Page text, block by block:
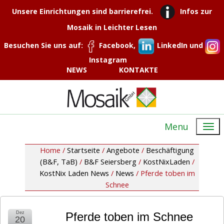
Unsere Einrichtungen sind barrierefrei.
Infos zur
Mosaik in Leichter Lesen
Besuchen Sie uns auf:
Facebook,
LinkedIn und
Instagram
NEWS
KONTAKTE
Menu
Home / Startseite / Angebote / Beschäftigung
(B&F, TaB) / B&F Seiersberg / KostNixLaden /
KostNix Laden News / News / Pferde toben im
Schnee
Pferde toben im Schnee
Dez
20